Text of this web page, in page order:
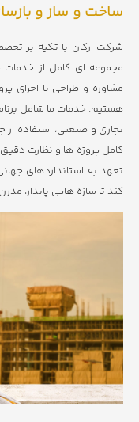
ساخت و ساز و
شرکت ارکان با تکیه بر
مجموعه ای کامل از خدمات
مشاوره و طراحی تا اجرای
هستیم. خدمات ما شامل
تجاری و صنعتی، استفاده از
کامل پروژه ها و نظارت
تعهد به استانداردهای
کند تا سازه هایی پایدار،